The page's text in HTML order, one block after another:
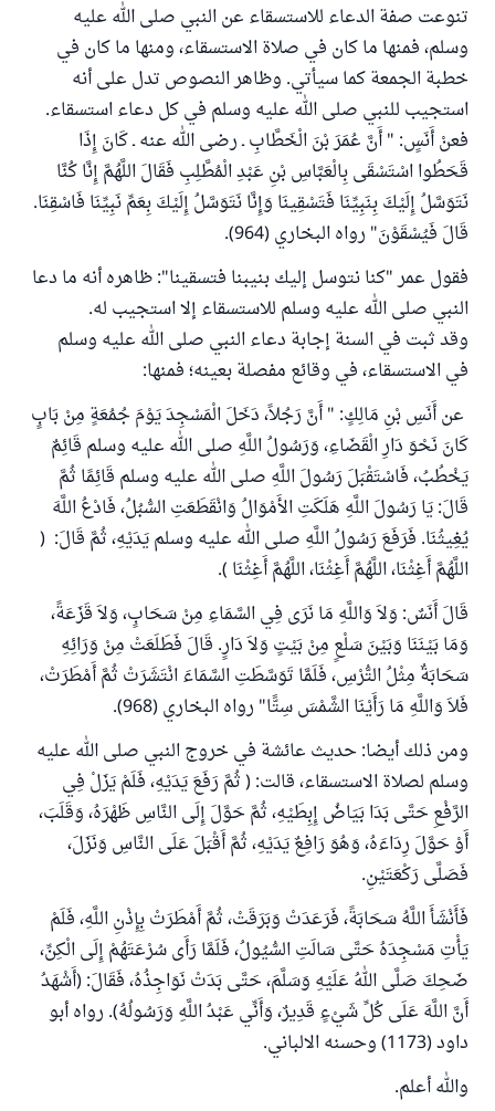
تنوعت صفة الدعاء للاستسقاء عن النبي صلى الله عليه
وسلم، فمنها ما كان في صلاة الاستسقاء، ومنها ما كان في
خطبة الجمعة كما سيأتي. وظاهر النصوص تدل على أنه
استجيب للنبي صلى الله عليه وسلم في كل دعاء استسقاء.
فعنْ أَنَسٍ: " أَنَّ عُمَرَ بْنَ الْخَطَّابِ ـ رضى الله عنه ـ كَانَ إِذَا
قَحَطُوا اسْتَسْقَى بِالْعَبَّاسِ بْنِ عَبْدِ الْمُطَّلِبِ فَقَالَ اللَّهُمَّ إِنَّا كُنَّا
نَتَوَسَّلُ إِلَيْكَ بِنَبِيِّنَا فَتَسْقِينَا وَإِنَّا نَتَوَسَّلُ إِلَيْكَ بِعَمِّ نَبِيِّنَا فَاسْقِنَا‏.‏
قَالَ فَيُسْقَوْنَ" رواه البخاري (964).
فقول عمر "كنا نتوسل إليك بنيبنا فتسقينا": ظاهره أنه ما دعا
النبي صلى الله عليه وسلم للاستسقاء إلا استجيب له.
وقد ثبت في السنة إجابة دعاء النبي صلى الله عليه وسلم
في الاستسقاء، في وقائع مفصلة بعينه؛ فمنها:
عن أَنَسِ بْنِ مَالِكٍ: " أَنَّ رَجُلاً، دَخَلَ الْمَسْجِدَ يَوْمَ جُمُعَةٍ مِنْ بَابٍ
كَانَ نَحْوَ دَارِ الْقَضَاءِ، وَرَسُولُ اللَّهِ صلى الله عليه وسلم قَائِمٌ
يَخْطُبُ، فَاسْتَقْبَلَ رَسُولَ اللَّهِ صلى الله عليه وسلم قَائِمًا ثُمَّ
قَالَ: يَا رَسُولَ اللَّهِ هَلَكَتِ الأَمْوَالُ وَانْقَطَعَتِ السُّبُلُ، فَادْعُ اللَّهَ
يُغِيثُنَا. فَرَفَعَ رَسُولُ اللَّهِ صلى الله عليه وسلم يَدَيْهِ، ثُمَّ قَالَ: (
اللَّهُمَّ أَغِثْنَا، اللَّهُمَّ أَغِثْنَا، اللَّهُمَّ أَغِثْنَا )‏‏.‏
قَالَ أَنَسٌ: وَلاَ وَاللَّهِ مَا نَرَى فِي السَّمَاءِ مِنْ سَحَابٍ، وَلاَ قَزَعَةً،
وَمَا بَيْنَنَا وَبَيْنَ سَلْعٍ مِنْ بَيْتٍ وَلاَ دَارٍ‏.‏ قَالَ فَطَلَعَتْ مِنْ وَرَائِهِ
سَحَابَةٌ مِثْلُ التُّرْسِ، فَلَمَّا تَوَسَّطَتِ السَّمَاءَ انْتَشَرَتْ ثُمَّ أَمْطَرَتْ،
فَلاَ وَاللَّهِ مَا رَأَيْنَا الشَّمْسَ سِتًّا" رواه البخاري (968).
ومن ذلك أيضا: حديث عائشة في خروج النبي صلى الله عليه
وسلم لصلاة الاستسقاء، قالت: ( ثُمَّ رَفَعَ يَدَيْهِ، فَلَمْ يَزَلْ فِي
الرَّفْعِ حَتَّى بَدَا بَيَاضُ إِبِطَيْهِ، ثُمَّ حَوَّلَ إِلَى النَّاسِ ظَهْرَهُ، وَقَلَبَ،
أَوْ حَوَّلَ رِدَاءَهُ، وَهُوَ رَافِعٌ يَدَيْهِ، ثُمَّ أَقْبَلَ عَلَى النَّاسِ وَنَزَلَ،
فَصَلَّى رَكْعَتَيْنِ.
فَأَنْشَأَ اللَّهُ سَحَابَةً، ‌فَرَعَدَتْ وَبَرَقَتْ، ثُمَّ أَمْطَرَتْ بِإِذْنِ اللَّهِ، فَلَمْ
يَأْتِ مَسْجِدَهُ حَتَّى سَالَتِ السُّيُولُ، فَلَمَّا رَأَى سُرْعَتَهُمْ إِلَى الْكِنِّ،
ضَحِكَ صَلَّى اللهُ عَلَيْهِ وَسَلَّمَ، حَتَّى بَدَتْ نَوَاجِذُهُ، فَقَالَ: (أَشْهَدُ
أَنَّ اللَّهَ عَلَى كُلِّ شَيْءٍ قَدِيرٌ، وَأَنِّي عَبْدُ اللَّهِ وَرَسُولُهُ). رواه أبو
داود (1173) وحسنه الالباني.
والله أعلم.